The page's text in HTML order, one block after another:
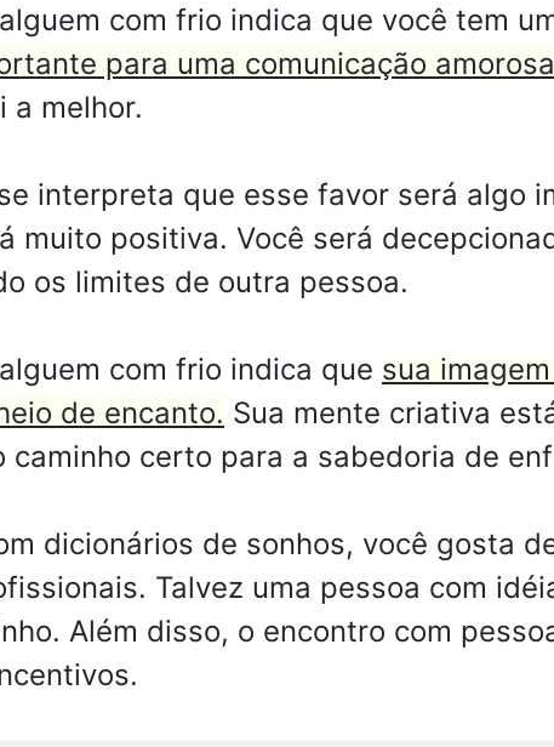
com frio indica que você tem
para uma comunicação
a melhor.
interpreta que esse favor será algo
muito positiva. Você será
os limites de outra pessoa.
com frio indica que sua
de encanto. Sua mente criativa
caminho certo para a sabedoria de
dicionários de sonhos, você gosta
Talvez uma pessoa com
Além disso, o encontro com